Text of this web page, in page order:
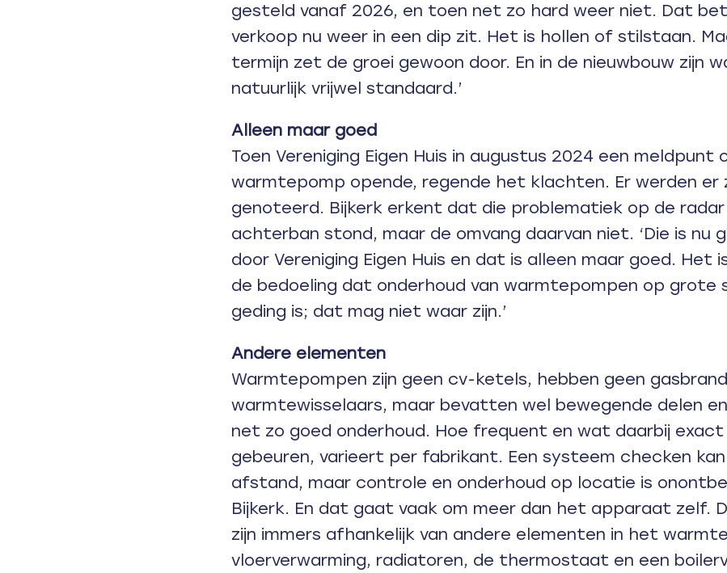
gesteld vanaf 2026, en toen net zo hard weer niet. Dat
verkoop nu weer in een dip zit. Het is hollen of stilstaan.
termijn zet de groei gewoon door. En in de nieuwbouw zijn
natuurlijk vrijwel standaard.’
Alleen maar goed
Toen Vereniging Eigen Huis in augustus 2024 een meldpunt
warmtepomp opende, regende het klachten. Er werden er
genoteerd. Bijkerk erkent dat die problematiek op de radar
achterban stond, maar de omvang daarvan niet. ‘Die is nu
door Vereniging Eigen Huis en dat is alleen maar goed. Het
de bedoeling dat onderhoud van warmtepompen op grote
geding is; dat mag niet waar zijn.’
Andere elementen
Warmtepompen zijn geen cv-ketels, hebben geen
warmtewisselaars, maar bevatten wel bewegende delen
net zo goed onderhoud. Hoe frequent en wat daarbij
gebeuren, varieert per fabrikant. Een systeem checken
afstand, maar controle en onderhoud op locatie is
Bijkerk. En dat gaat vaak om meer dan het apparaat zelf.
zijn immers afhankelijk van andere elementen in het
vloerverwarming, radiatoren, de thermostaat en een